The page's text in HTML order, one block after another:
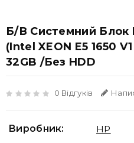
Б/В Системний Блок
(Intel XEON E5 1650
32GB /без HDD
0 Відгуків
Виробник: HP